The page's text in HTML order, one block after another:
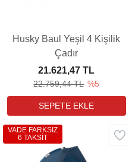
Husky Baul Yeşil 4 Kişilik
Çadır
22.759,44 TL %5
21.621,47 TL
VADE FARKSIZ
6 TAKSİT